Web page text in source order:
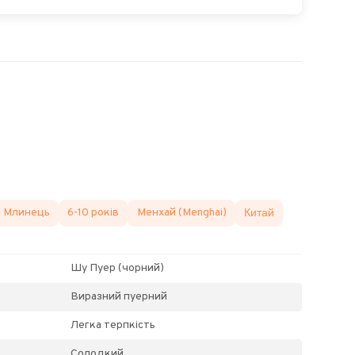
Млинець 6-10 років Менхай (Menghai) Китай
Шу Пуер (чорний)
Виразний пуерний
Легка терпкість